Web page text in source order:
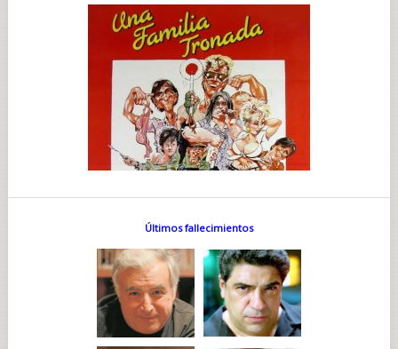
Últimos fallecimientos